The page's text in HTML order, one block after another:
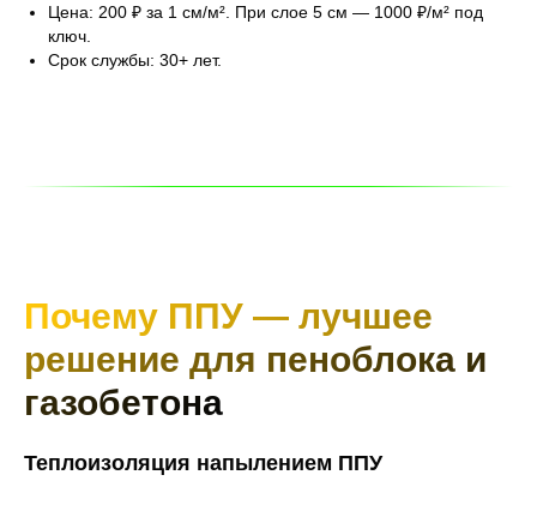
Цена: 200 ₽ за 1 см/м². При слое 5 см — 1000 ₽/м² под
ключ.
Срок службы: 30+ лет.
Почему ППУ — лучшее
решение для пеноблока и
газобетона
Теплоизоляция напылением ППУ